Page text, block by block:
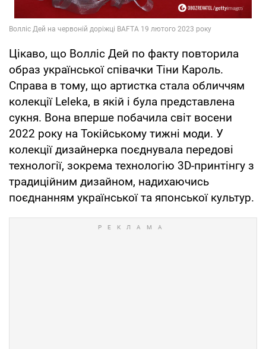
Цікаво, що Волліс Дей по факту повторила
образ української співачки Тіни Кароль.
Справа в тому, що артистка стала обличчям
колекції Leleka, в якій і була представлена
сукня. Вона вперше побачила світ восени
2022 року на Токійському тижні моди. У
колекції дизайнерка поєднувала передові
технології, зокрема технологію 3D-принтінгу з
традиційним дизайном, надихаючись
поєднанням української та японської культур.